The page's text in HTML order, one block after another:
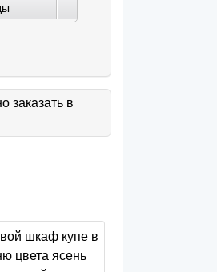
заказать в